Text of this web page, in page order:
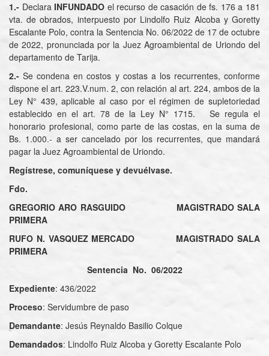
1.- DeclaraINFUNDADO el recurso de casación de fs. 176 a 181
vta. de obrados, interpuesto por Lindolfo Ruiz Alcoba y Goretty
Escalante Polo, contra la Sentencia No. 06/2022 de 17 de octubre
de 2022, pronunciada por la Juez Agroambiental de Uriondo del
departamento de Tarija.
2.- Se condena en costos y costas a los recurrentes, conforme
dispone el art. 223.V.num. 2, con relación al art. 224, ambos de la
Ley N° 439, aplicable al caso por el régimen de supletoriedad
establecido en el art. 78 de la Ley N° 1715. Se regula el
honorario profesional, como parte de las costas, en la suma de
Bs. 1.000.- a ser cancelado por los recurrentes, que mandará
pagar la Juez Agroambiental de Uriondo.
Regístrese, comuníquese y devuélvase.
Fdo.
GREGORIO ARO RASGUIDO MAGISTRADO SALA
PRIMERA
RUFO N. VASQUEZ MERCADO MAGISTRADO SALA
PRIMERA
Sentencia No. 06/2022
Expediente: 436/2022
Proceso: Servidumbre de paso
Demandante: Jesús Reynaldo Basilio Colque
Demandados: Lindolfo Ruiz Alcoba y Goretty Escalante Polo